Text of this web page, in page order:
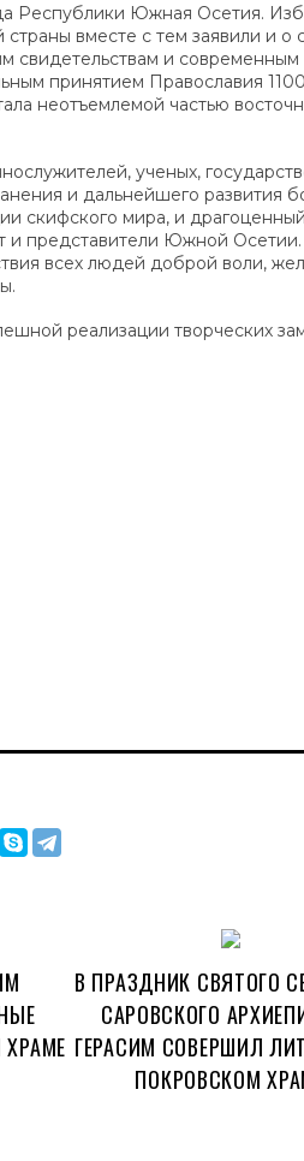
Республики Южная Осетия.
вместе с тем заявили и о
свидетельствам и
принятием Православия
неотъемлемой частью
ученых,
и дальнейшего развития
скифского мира, и
и представители Южной
всех людей доброй воли,
реализации творческих
В ПРАЗДНИК СВЯТОГО
САРОВСКОГО
ГЕРАСИМ СОВЕРШИЛ
ПОКРОВСКОМ